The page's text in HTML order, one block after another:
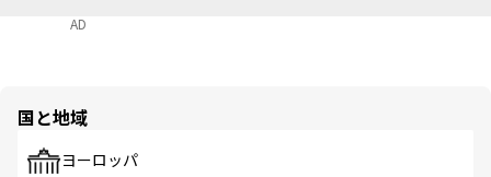
AD
国と地域
ヨーロッパ